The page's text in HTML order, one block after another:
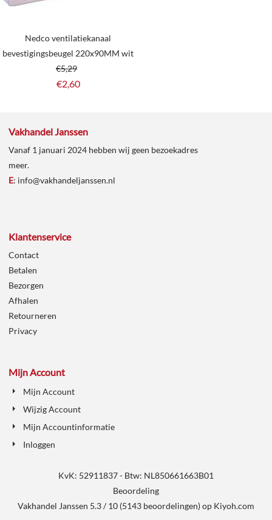
Nedco ventilatiekanaal
bevestigingsbeugel 220x90MM wit
€5,29
€2,60
Vakhandel Janssen
Vanaf 1 januari 2024 hebben wij geen bezoekadres
meer.
E: info@vakhandeljanssen.nl
Klantenservice
Contact
Betalen
Bezorgen
Afhalen
Retourneren
Privacy
Mijn Account
Mijn Account
Wijzig Account
Mijn Accountinformatie
Inloggen
KvK: 52911837 - Btw: NL850661663B01
Beoordeling
Vakhandel Janssen 5.3/10 (5143 beoordelingen) op Kiyoh.com